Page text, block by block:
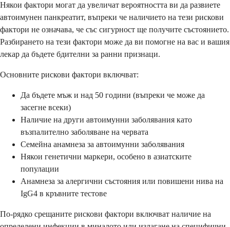
Някои фактори могат да увеличат вероятността ви да развиете
автоимунен панкреатит, въпреки че наличието на тези рискови
фактори не означава, че със сигурност ще получите състоянието.
Разбирането на тези фактори може да ви помогне на вас и вашия
лекар да бъдете бдителни за ранни признаци.
Основните рискови фактори включват:
Да бъдете мъж и над 50 години (въпреки че може да
засегне всеки)
Наличие на други автоимунни заболявания като
възпалително заболяване на червата
Семейна анамнеза за автоимунни заболявания
Някои генетични маркери, особено в азиатските
популации
Анамнеза за алергични състояния или повишени нива на
IgG4 в кръвните тестове
По-рядко срещаните рискови фактори включват наличие на